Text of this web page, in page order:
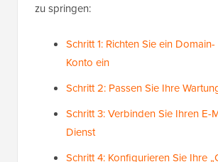
zu springen:
Schritt 1: Richten Sie ein
Konto ein
Schritt 2: Passen Sie Ihre
Schritt 3: Verbinden Sie Ihren E-
Dienst
Schritt 4: Konfigurieren Sie Ihre